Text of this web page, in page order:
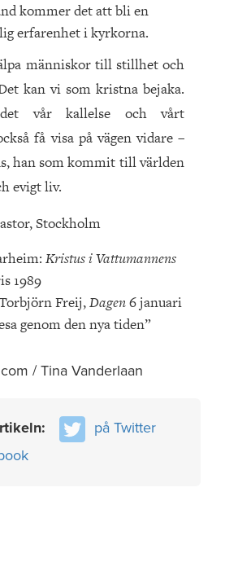
kommer det att bli en
erfarenhet i kyrkorna.
människor till stillhet och
kan vi som kristna bejaka.
vår kallelse och vårt
få visa på vägen vidare –
han som kommit till världen
evigt liv.
Stockholm
Kristus i Vattumannens
1989
Freij,Dagen6 januari
genom den nya tiden”
/ Tina Vanderlaan
på Twitter